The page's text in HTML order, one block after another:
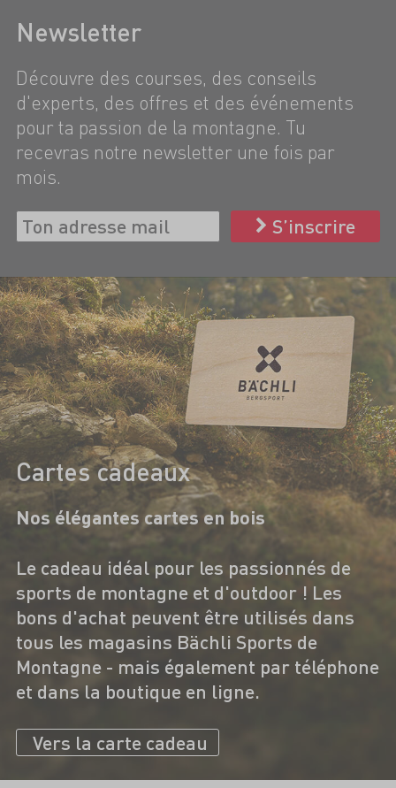
Newsletter
Découvre des courses, des conseils
d'experts, des offres et des événements
pour ta passion de la montagne. Tu
recevras notre newsletter une fois par
mois.
S’inscrire
Cartes cadeaux
Nos élégantes cartes en bois
Le cadeau idéal pour les passionnés de
sports de montagne et d'outdoor ! Les
bons d'achat peuvent être utilisés dans
tous les magasins Bächli Sports de
Montagne - mais également par téléphone
et dans la boutique en ligne.
Vers la carte cadeau